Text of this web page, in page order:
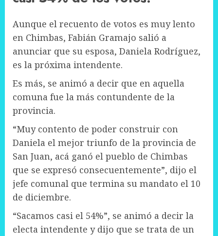
Aunque el recuento de votos es muy lento
en Chimbas, Fabián Gramajo salió a
anunciar que su esposa, Daniela Rodríguez,
es la próxima intendente.
Es más, se animó a decir que en aquella
comuna fue la más contundente de la
provincia.
“Muy contento de poder construir con
Daniela el mejor triunfo de la provincia de
San Juan, acá ganó el pueblo de Chimbas
que se expresó consecuentemente”, dijo el
jefe comunal que termina su mandato el 10
de diciembre.
“Sacamos casi el 54%”, se animó a decir la
electa intendente y dijo que se trata de un